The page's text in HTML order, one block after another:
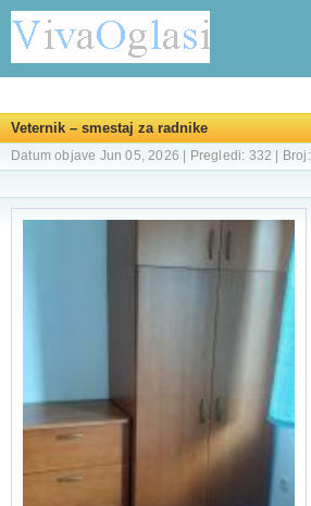
Veternik – smestaj za radnike
Datum objave Jun 05, 2026 | Pregledi: 332 |